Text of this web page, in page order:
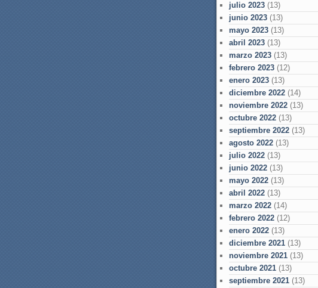
julio 2023 (13)
junio 2023 (13)
mayo 2023 (13)
abril 2023 (13)
marzo 2023 (13)
febrero 2023 (12)
enero 2023 (13)
diciembre 2022 (14)
noviembre 2022 (13)
octubre 2022 (13)
septiembre 2022 (13)
agosto 2022 (13)
julio 2022 (13)
junio 2022 (13)
mayo 2022 (13)
abril 2022 (13)
marzo 2022 (14)
febrero 2022 (12)
enero 2022 (13)
diciembre 2021 (13)
noviembre 2021 (13)
octubre 2021 (13)
septiembre 2021 (13)